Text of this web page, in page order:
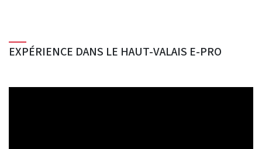
EXPÉRIENCE DANS LE HAUT-VALAIS E-PRO